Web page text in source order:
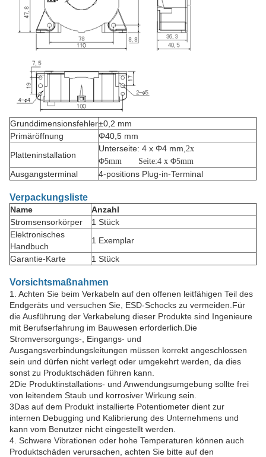
Grunddimensionsfehler±0,2 mm
Primäröffnung
Φ40,5 mm
Platteninstallation
Unterseite: 4 x Φ4 mm, 2x
Φ5mm Seite:4 x Φ5mm
Ausgangsterminal 4-positions Plug-in-Terminal
Verpackungsliste
Name
Anzahl
Stromsensorkörper
1 Stück
Elektronisches
Handbuch
1 Exemplar
Garantie-Karte
1 Stück
Vorsichtsmaßnahmen
1. Achten Sie beim Verkabeln auf den offenen leitfähigen Teil des
Endgeräts und versuchen Sie, ESD-Schocks zu vermeiden.Für
die Ausführung der Verkabelung dieser Produkte sind Ingenieure
mit Berufserfahrung im Bauwesen erforderlich.Die
Stromversorgungs-, Eingangs- und
Ausgangsverbindungsleitungen müssen korrekt angeschlossen
sein und dürfen nicht verlegt oder umgekehrt werden, da dies
sonst zu Produktschäden führen kann.
2Die Produktinstallations- und Anwendungsumgebung sollte frei
von leitendem Staub und korrosiver Wirkung sein.
3Das auf dem Produkt installierte Potentiometer dient zur
internen Debugging und Kalibrierung des Unternehmens und
kann vom Benutzer nicht eingestellt werden.
4. Schwere Vibrationen oder hohe Temperaturen können auch
Produktschäden verursachen, achten Sie bitte auf den